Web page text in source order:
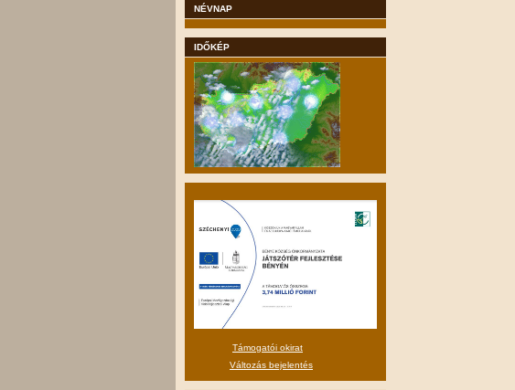
NÉVNAP
IDŐKÉP
Támogatói okirat
Változás bejelentés